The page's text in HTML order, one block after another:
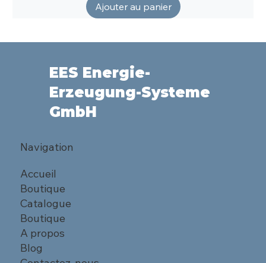
Ajouter au panier
EES Energie-
Erzeugung-Systeme
GmbH
Navigation
Accueil
Boutique
Catalogue
Boutique
A propos
Blog